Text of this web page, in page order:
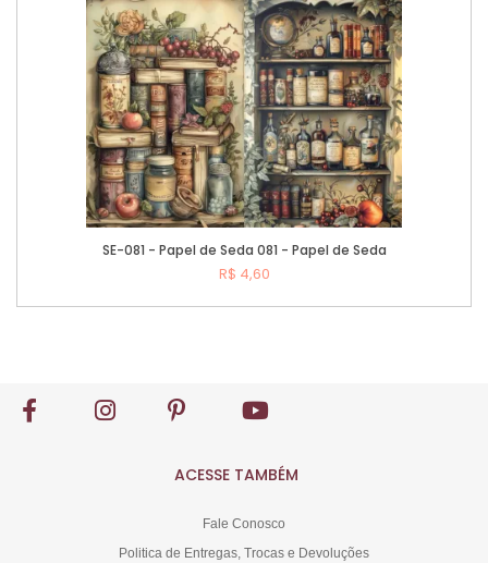
SE-081 - Papel de Seda 081 - Papel de Seda
R$ 4,60
ACESSE TAMBÉM
Fale Conosco
Politica de Entregas, Trocas e Devoluções